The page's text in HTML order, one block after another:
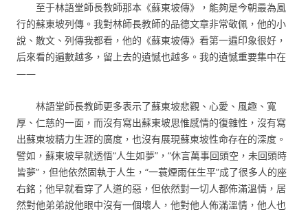
至于林語堂師長教師那本《蘇東坡傳》，能夠是今朝最為風
行的蘇東坡列傳。我對林師長教師的品德文章非常敬佩，他的小
說、散文、列傳我都看，他的《蘇東坡傳》看第一遍印象很好，
后來看的遍數越多，留上去的遺憾也越多。我的遺憾重要集中在
——
林語堂師長教師更多表示了蘇東坡悲觀、心愛、風趣、寬
厚、仁慈的一面，而沒有寫出蘇東坡思惟感情的復雜性，沒有寫
出蘇東坡精力生涯的廣度，也沒有展現蘇東坡性命存在的深度。
譬如，蘇東坡早就透悟“人生如夢”，“休言萬事回頭空，未回頭時
皆夢”，但他依然固執于人生，“一蓑煙雨任生平”成了很多人的座
右銘；他早就看穿了人道的惡，但依然對一切人都佈滿溫情，居
然對他弟弟說他眼中沒有一個壞人，他對他人佈滿溫情，他人也